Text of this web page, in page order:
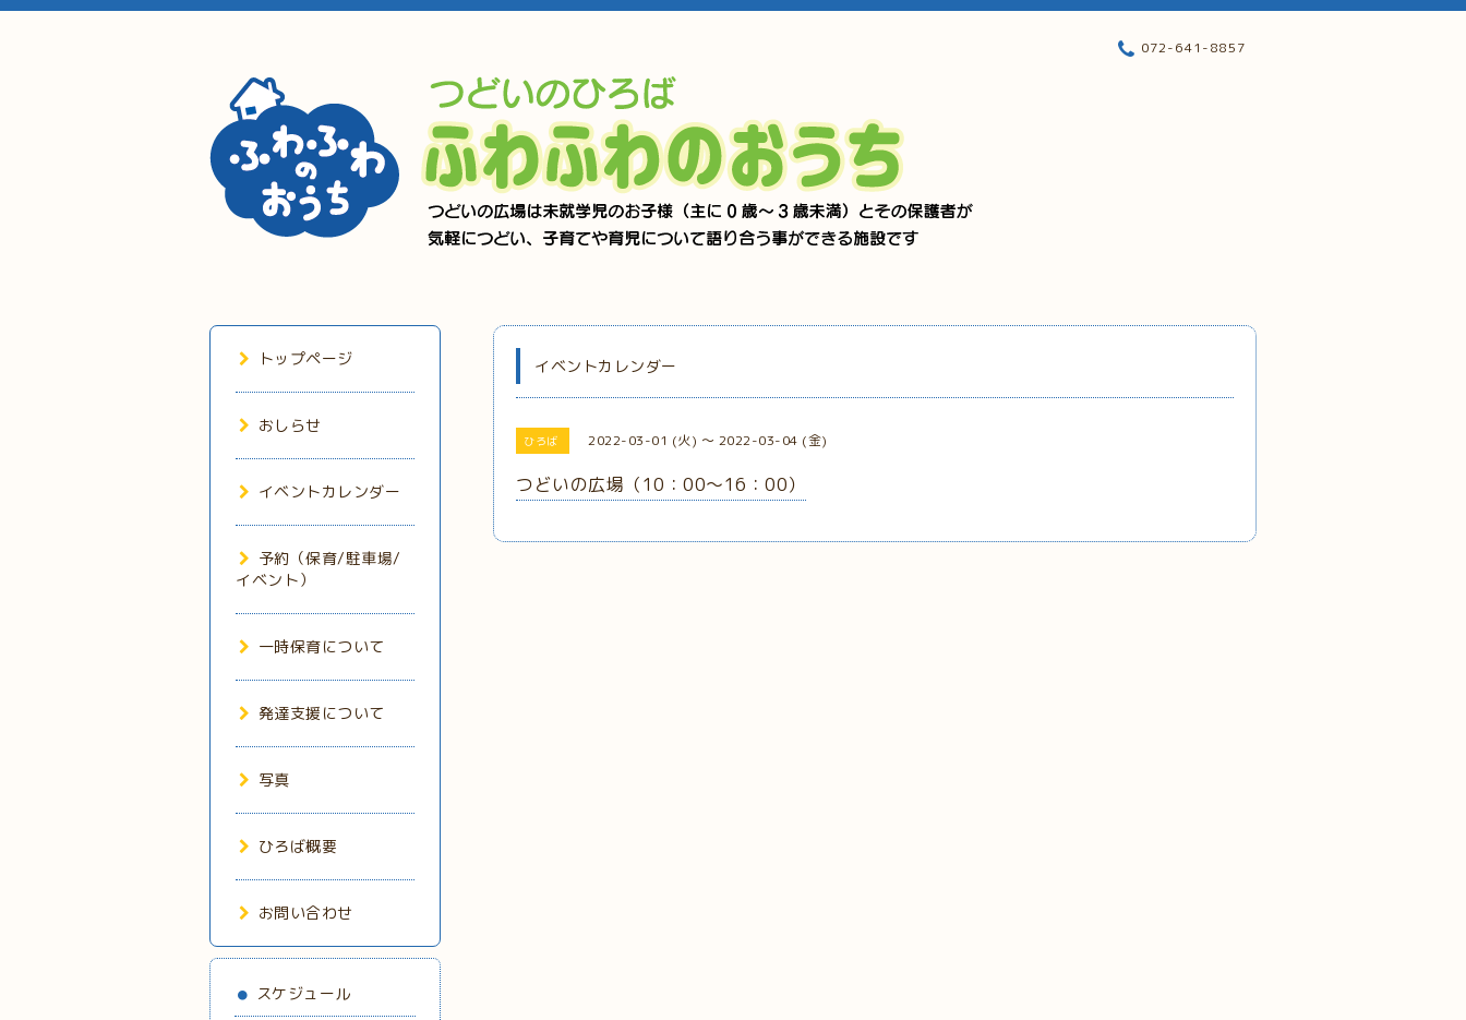
072-641-8857
イベントカレンダー
ひろば 2022-03-01 (火) ～ 2022-03-04 (金)
つどいの広場（10：00～16：00）
トップページ
おしらせ
イベントカレンダー
予約（保育/駐車場/
イベント）
一時保育について
発達支援について
写真
ひろば概要
お問い合わせ
スケジュール